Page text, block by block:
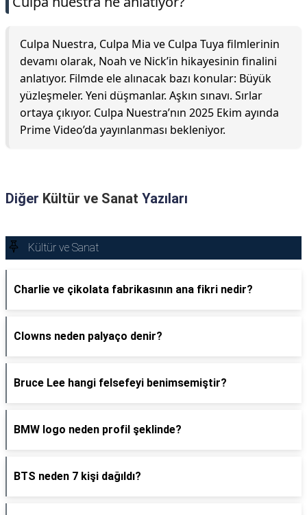
Culpa Nuestra, Culpa Mia ve Culpa Tuya filmlerinin
devamı olarak, Noah ve Nick’in hikayesinin finalini
anlatıyor. Filmde ele alınacak bazı konular: Büyük
yüzleşmeler. Yeni düşmanlar. Aşkın sınavı. Sırlar
ortaya çıkıyor. Culpa Nuestra’nın 2025 Ekim ayında
Prime Video’da yayınlanması bekleniyor.
Diğer Kültür ve Sanat Yazıları
Kültür ve Sanat
Charlie ve çikolata fabrikasının ana fikri nedir?
Clowns neden palyaço denir?
Bruce Lee hangi felsefeyi benimsemiştir?
BMW logo neden profil şeklinde?
BTS neden 7 kişi dağıldı?